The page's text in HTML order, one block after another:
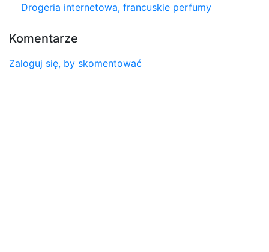
Drogeria internetowa, francuskie perfumy
Komentarze
Zaloguj się, by skomentować